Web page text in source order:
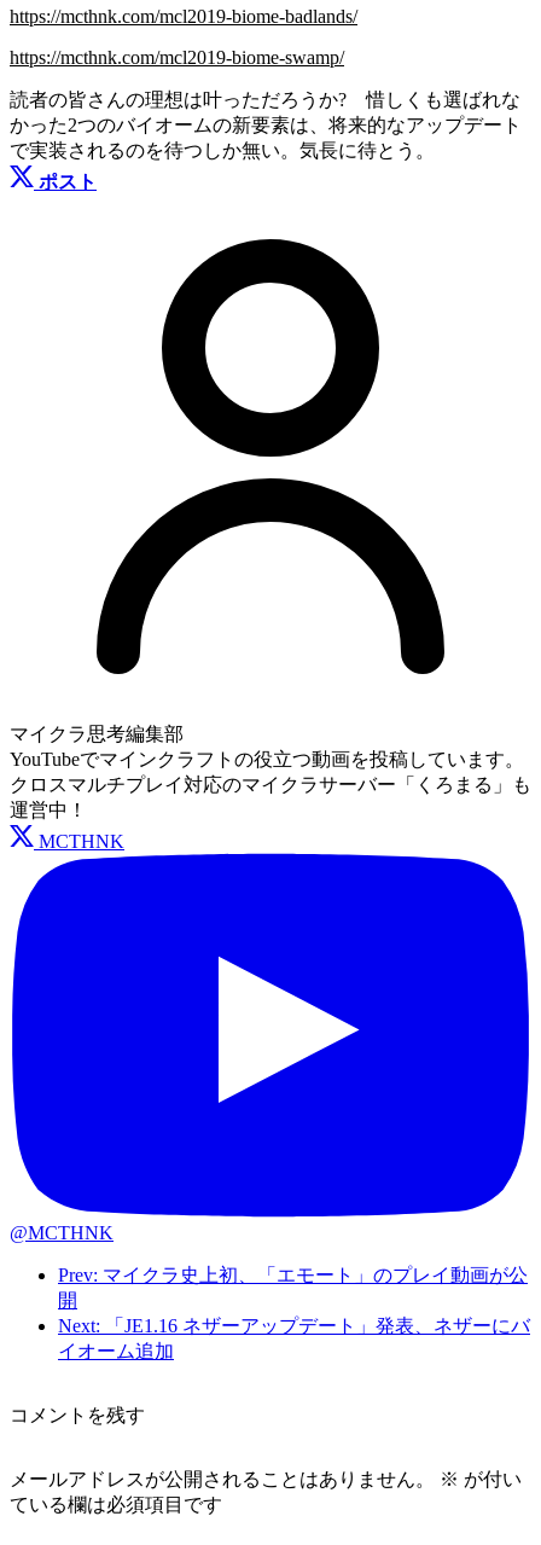
https://mcthnk.com/mcl2019-biome-badlands/
https://mcthnk.com/mcl2019-biome-swamp/
読者の皆さんの理想は叶っただろうか? 惜しくも選ばれな
かった2つのバイオームの新要素は、将来的なアップデート
で実装されるのを待つしか無い。気長に待とう。
ポスト
マイクラ思考編集部
YouTubeでマインクラフトの役立つ動画を投稿しています。
クロスマルチプレイ対応のマイクラサーバー「くろまる」も
運営中！
MCTHNK
@MCTHNK
Prev: マイクラ史上初、「エモート」のプレイ動画が公
開
Next: 「JE1.16 ネザーアップデート」発表、ネザーにバ
イオーム追加
コメントを残す
メールアドレスが公開されることはありません。 ※ が付い
ている欄は必須項目です